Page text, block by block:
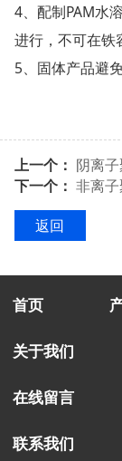
4、配制PAM水
进行，不可在铁
5、固体产品避
上一个： 阴离
下一个： 非离
返回
首页
关于我们
在线留言
联系我们